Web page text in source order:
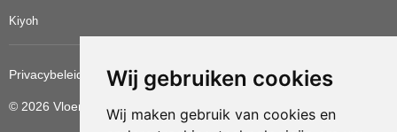
Wij gebruiken cookies
Wij maken gebruik van cookies en
Kiyoh
Privacybeleid Cookiebeleid Update cookies voorkeuren
© 2026 Vloerbedekkingvoordelig